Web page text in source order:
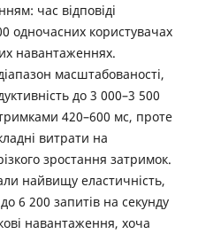
час відповіді
одночасних користувачах
навантаженнях.
масштабованості,
до 3 000–3 500
420–600 мс, проте
витрати на
зростання затримок.
найвищу еластичність,
6 200 запитів на секунду
навантаження, хоча